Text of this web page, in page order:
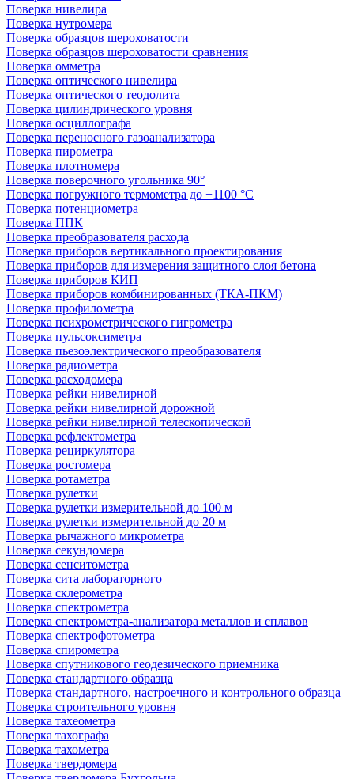
Поверка нивелира
Поверка нутромера
Поверка образцов шероховатости
Поверка образцов шероховатости сравнения
Поверка омметра
Поверка оптического нивелира
Поверка оптического теодолита
Поверка цилиндрического уровня
Поверка осциллографа
Поверка переносного газоанализатора
Поверка пирометра
Поверка плотномера
Поверка поверочного угольника 90°
Поверка погружного термометра до +1100 °С
Поверка потенциометра
Поверка ППК
Поверка преобразователя расхода
Поверка приборов вертикального проектирования
Поверка приборов для измерения защитного слоя бетона
Поверка приборов КИП
Поверка приборов комбинированных (ТКА-ПКМ)
Поверка профилометра
Поверка психрометрического гигрометра
Поверка пульсоксиметра
Поверка пьезоэлектрического преобразователя
Поверка радиометра
Поверка расходомера
Поверка рейки нивелирной
Поверка рейки нивелирной дорожной
Поверка рейки нивелирной телескопической
Поверка рефлектометра
Поверка рециркулятора
Поверка ростомера
Поверка ротаметра
Поверка рулетки
Поверка рулетки измерительной до 100 м
Поверка рулетки измерительной до 20 м
Поверка рычажного микрометра
Поверка секундомера
Поверка сенситометра
Поверка сита лабораторного
Поверка склерометра
Поверка спектрометра
Поверка спектрометра-анализатора металлов и сплавов
Поверка спектрофотометра
Поверка спирометра
Поверка спутникового геодезического приемника
Поверка стандартного образца
Поверка стандартного, настроечного и контрольного образца
Поверка строительного уровня
Поверка тахеометра
Поверка тахографа
Поверка тахометра
Поверка твердомера